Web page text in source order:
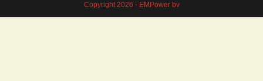
Copyright 2026 - EMPower bv